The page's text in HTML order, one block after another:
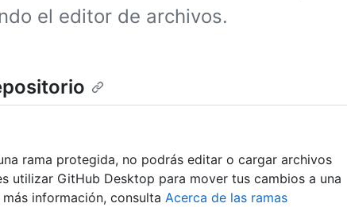
el editor de archivos.
rama protegida, no podrás editar o cargar archivos
utilizar GitHub Desktop para mover tus cambios a una
información, consulta Acerca de las ramas